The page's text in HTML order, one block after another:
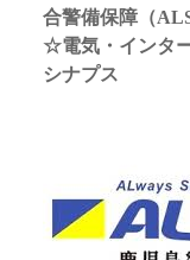
合警備保障（
☆電気・インタ
シナプス